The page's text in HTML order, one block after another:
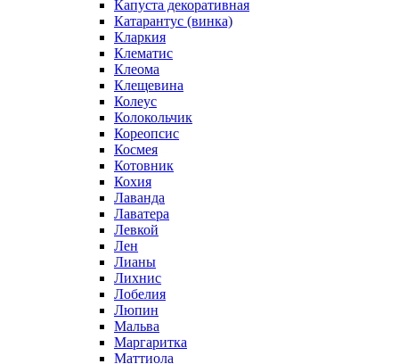
Капуста декоративная
Катарантус (винка)
Кларкия
Клематис
Клеома
Клещевина
Колеус
Колокольчик
Кореопсис
Космея
Котовник
Кохия
Лаванда
Лаватера
Левкой
Лен
Лианы
Лихнис
Лобелия
Люпин
Мальва
Маргаритка
Маттиола